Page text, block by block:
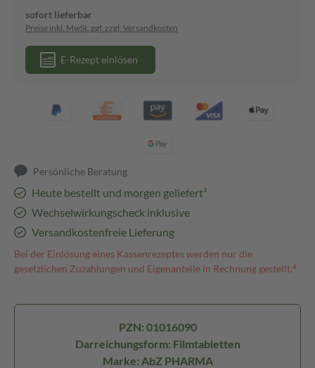
sofort lieferbar
Preise inkl. MwSt. ggf. zzgl. Versandkosten
E-Rezept einlösen
Persönliche Beratung
Heute bestellt und morgen geliefert³
Wechselwirkungscheck inklusive
Versandkostenfreie Lieferung
Bei der Einlösung eines Kassenrezeptes werden nur die
gesetzlichen Zuzahlungen und Eigenanteile in Rechnung gestellt.⁴
PZN: 01016090
Darreichungsform: Filmtabletten
Marke: AbZ PHARMA